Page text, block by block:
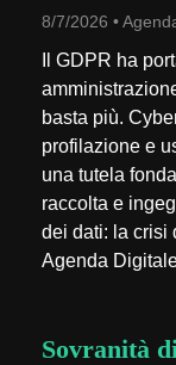
8/7/2026 •
Il GDPR ha
basta più.
profilazione e
una tutela
raccolta e
dei dati: la crisi
Agenda
Sovranità